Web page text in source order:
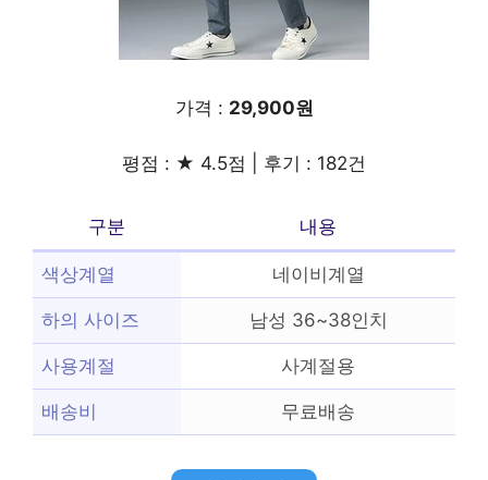
가격 : 29,900원
평점 : ★ 4.5점 | 후기 : 182건
구분 내용
색상계열 네이비계열
하의 사이즈 남성 36~38인치
사용계절 사계절용
배송비 무료배송